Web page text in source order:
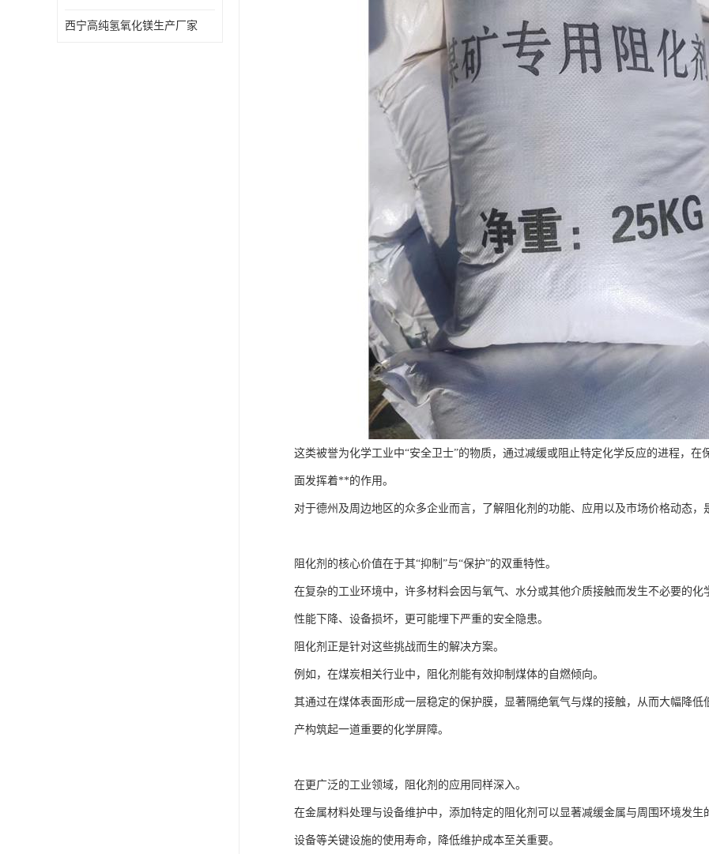
西宁高纯氢氧化镁生产厂家
这类被誉为化学工业中“安全卫士”的物质，通过减缓或阻止特定化学反应的进程，
面发挥着**的作用。
对于德州及周边地区的众多企业而言，了解阻化剂的功能、应用以及市场价格动态，
阻化剂的核心价值在于其“抑制”与“保护”的双重特性。
在复杂的工业环境中，许多材料会因与氧气、水分或其他介质接触而发生不必要的
性能下降、设备损坏，更可能埋下严重的安全隐患。
阻化剂正是针对这些挑战而生的解决方案。
例如，在煤炭相关行业中，阻化剂能有效抑制煤体的自燃倾向。
其通过在煤体表面形成一层稳定的保护膜，显著隔绝氧气与煤的接触，从而大幅降
产构筑起一道重要的化学屏障。
在更广泛的工业领域，阻化剂的应用同样深入。
在金属材料处理与设备维护中，添加特定的阻化剂可以显著减缓金属与周围环境发
设备等关键设施的使用寿命，降低维护成本至关重要。